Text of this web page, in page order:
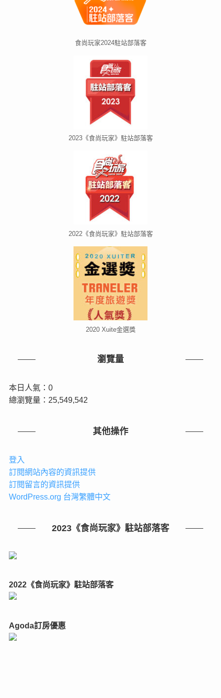
食尚玩家2024駐站部落客
2023《食尚玩家》駐站部落客
2022《食尚玩家》駐站部落客
2020 Xuite金選獎
瀏覽量
本日人氣：0
總瀏覽量：25,549,542
其他操作
登入
訂閱網站內容的資訊提供
訂閱留言的資訊提供
WordPress.org 台灣繁體中文
2023《食尚玩家》駐站部落客
2022《食尚玩家》駐站部落客
Agoda訂房優惠